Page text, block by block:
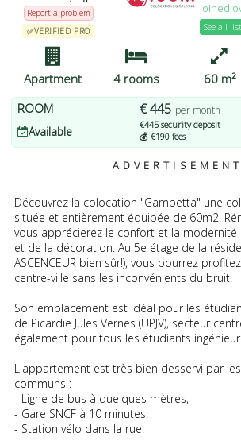
pouvez modifier vos préférences ou
consentement à tout moment en revenant
cliquant sur le bouton "Confidentialité" en
PLUS D'OPTIONS JE REFUSE
Report a problem
✅VERIFIED PRO
Joined
See all
Apartment 4 rooms 60 m²
ROOM
€ 445 per month
Available
€445 security deposit
💰 €190 fees
ADVERTISEMENT
Découvrez la colocation "Gambetta" une
située et entièrement équipée de 60m2.
vous apprécierez le confort et la
et de la décoration. Au 5e étage de la
ASCENCEUR bien sûr!), vous pourrez
centre-ville sans les inconvénients du bruit!
Son emplacement est idéal pour les
de Picardie Jules Vernes (UPJV), secteur
également pour tous les étudiants ingénieur
L'appartement est très bien desservi par
communs :
- Ligne de bus à quelques mètres,
- Gare SNCF à 10 minutes.
- Station vélo dans la rue.